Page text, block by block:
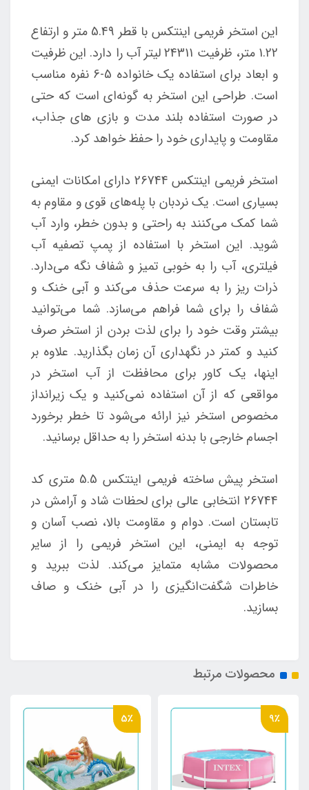
این استخر فریمی اینتکس با قطر 5.49 متر و ارتفاع
1.22 متر، ظرفیت 24311 لیتر آب را دارد. این ظرفیت
و ابعاد برای استفاده یک خانواده 5-6 نفره مناسب
است. طراحی این استخر به گونه‌ای است که حتی
در صورت استفاده بلند مدت و بازی های جذاب،
مقاومت و پایداری خود را حفظ خواهد کرد.
استخر فریمی اینتکس 26744 دارای امکانات ایمنی
بسیاری است. یک نردبان با پله‌های قوی و مقاوم به
شما کمک می‌کنند به راحتی و بدون خطر، وارد آب
شوید. این استخر با استفاده از پمپ تصفیه آب
فیلتری، آب را به خوبی تمیز و شفاف نگه می‌دارد.
ذرات ریز را به سرعت حذف می‌کند و آبی خنک و
شفاف را برای شما فراهم می‌سازد. شما می‌توانید
بیشتر وقت خود را برای لذت بردن از استخر صرف
کنید و کمتر در نگهداری آن زمان بگذارید. علاوه بر
اینها، یک کاور برای محافظت از آب استخر در
مواقعی که از آن استفاده نمی‌کنید و یک زیرانداز
مخصوص استخر نیز ارائه می‌شود تا خطر برخورد
اجسام خارجی با بدنه استخر را به حداقل برسانید.
استخر پیش ساخته فریمی اینتکس 5.5 متری کد
26744 انتخابی عالی برای لحظات شاد و آرامش در
تابستان است. دوام و مقاومت بالا، نصب آسان و
توجه به ایمنی، این استخر فریمی را از سایر
محصولات مشابه متمایز می‌کند. لذت ببرید و
خاطرات شگفت‌انگیزی را در آبی خنک و صاف
بسازید.
محصولات مرتبط
9٪ 5٪